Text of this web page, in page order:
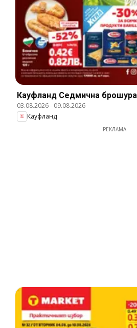
Кауфланд Cедмична брошура
03.08.2026- 09.08.2026
Кауфланд
РЕКЛАМА